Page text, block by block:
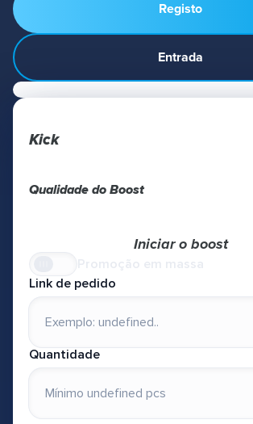
Registo
Entrada
Kick
Qualidade do Boost
Iniciar o boost
Link de pedido
Quantidade